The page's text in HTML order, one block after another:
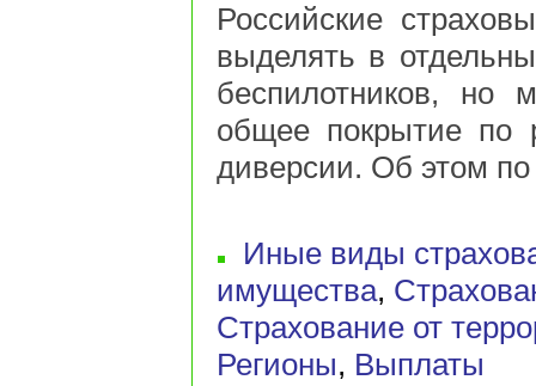
Российские
выделять в
беспилотников, но
общее покрытие по
диверсии. Об этом по
Иные виды
имущества,
Страхование от
Регионы, Выплаты